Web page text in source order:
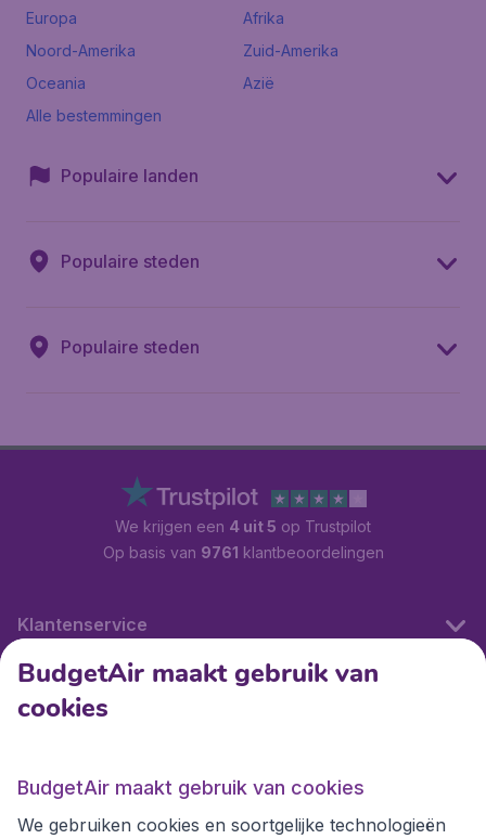
Europa
Afrika
Noord-Amerika
Zuid-Amerika
Oceania
Azië
Alle bestemmingen
Populaire landen
Populaire steden
Populaire steden
We krijgen een 4 uit 5 op Trustpilot
Op basis van 9761 klantbeoordelingen
Klantenservice
Internationale sites
Internationale sites
BudgetAir maakt gebruik van
cookies
BudgetAir maakt gebruik van cookies
We gebruiken cookies en soortgelijke technologieën